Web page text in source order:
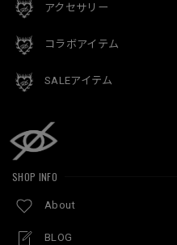
アクセサリー
コラボアイテム
SALEアイテム
SHOP INFO
About
BLOG